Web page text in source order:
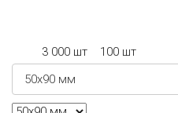
3 000 шт
100 шт
50x90 мм